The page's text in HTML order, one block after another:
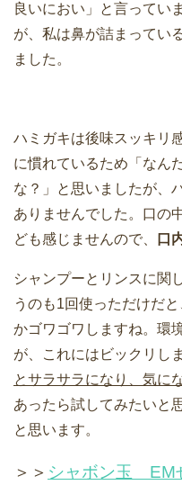
良いにおい」と言ってい
が、私は鼻が詰まってい
ました。
ハミガキは後味スッキリ
に慣れているため「なん
な？」と思いましたが、
ありませんでした。口の
ども感じませんので、
口
シャンプーとリンスに関
うのも1回使っただけだ
かゴワゴワしますね。環
が、これにはビックリし
とサラサラになり、気に
あったら試してみたいと
と思います。
＞＞ シャボン玉